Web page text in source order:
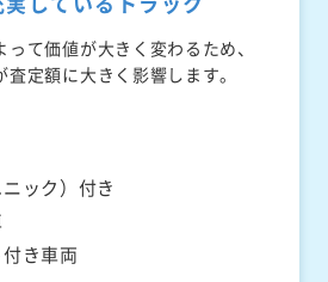
って価値が大きく変わるため、
定額に大きく影響します。
ック）付き
き車両